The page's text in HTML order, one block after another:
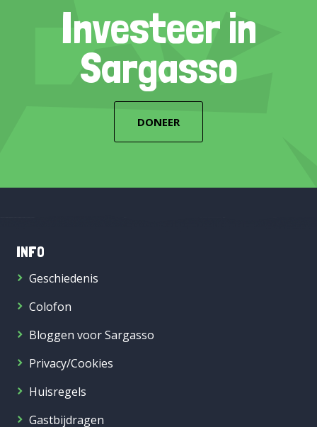
Investeer in
Sargasso
DONEER
INFO
Geschiedenis
Colofon
Bloggen voor Sargasso
Privacy/Cookies
Huisregels
Gastbijdragen